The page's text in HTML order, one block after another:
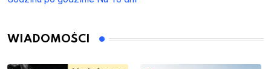
WIADOMOŚCI